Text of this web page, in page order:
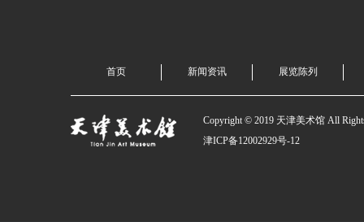
首页 新闻资讯 展览陈列
Copyright © 2019 天津美术馆 All
津ICP备12002929号-12